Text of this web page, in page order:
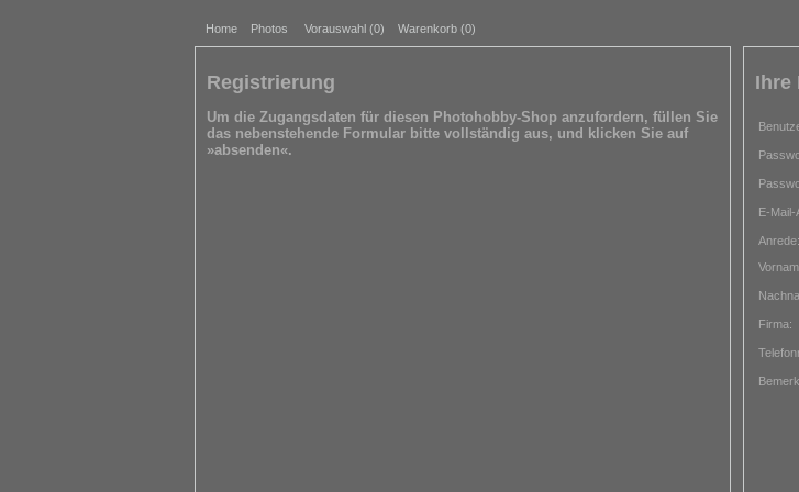
Home Photos Vorauswahl (0) Warenkorb (0)
Registrierung
Um die Zugangsdaten für diesen Photohobby-Shop anzufordern, füllen Sie
das nebenstehende Formular bitte vollständig aus, und klicken Sie auf
»absenden«.
Ihre
E-
Anrede:
Firma: